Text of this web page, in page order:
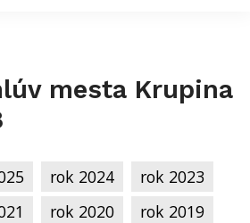
mesta Krupina
rok 2024
rok 2023
rok 2020
rok 2019